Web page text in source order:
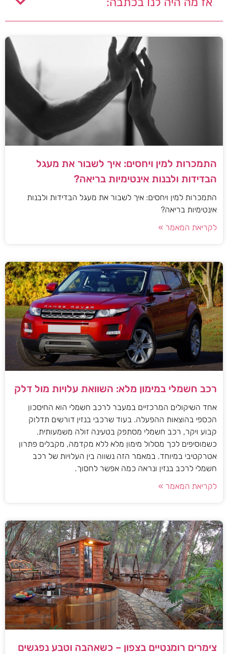
התמכרות למין ויחסים: איך לשבור את מעגל
הבדידות ולבנות אינטימיות בריאה?
התמכרות למין ויחסים: איך לשבור את מעגל הבדידות ולבנות
אינטימיות בריאה?
לקריאת המאמר »
רכב חשמלי במימון מלא: השוואת עלויות מול דלק
אחד השיקולים המרכזיים במעבר לרכב חשמלי הוא החיסכון
הכספי בהוצאות ההפעלה. בעוד שרכבי בנזין דורשים תדלוק
קבוע ויקר, רכב חשמלי מסתפק בטעינה זולה משמעותית.
כשמוסיפים לכך מסלול מימון מלא ללא מקדמה, מקבלים פתרון
אטרקטיבי במיוחד. במאמר הזה נשווה בין העלויות של רכב
חשמלי לרכב בנזין ונראה כמה אפשר לחסוך.
לקריאת המאמר »
צימרים רומנטיים בצפון – כשאהבה וטבע נפגשים